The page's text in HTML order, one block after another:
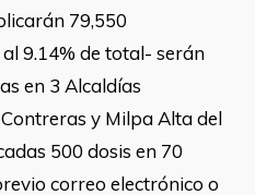
79,550
de total- serán
en 3 Alcaldías
y Milpa Alta del
500 dosis en 70
correo electrónico o